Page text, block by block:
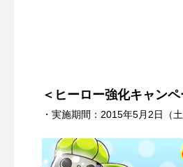
＜ヒーロー強化キャン
・実施期間：2015年5月2日（